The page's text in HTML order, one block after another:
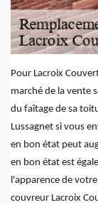
Pour Lacroix
marché de la vente
du faîtage de sa
Lussagnet si vous
en bon état peut
en bon état est
l'apparence de
couvreur Lacroix